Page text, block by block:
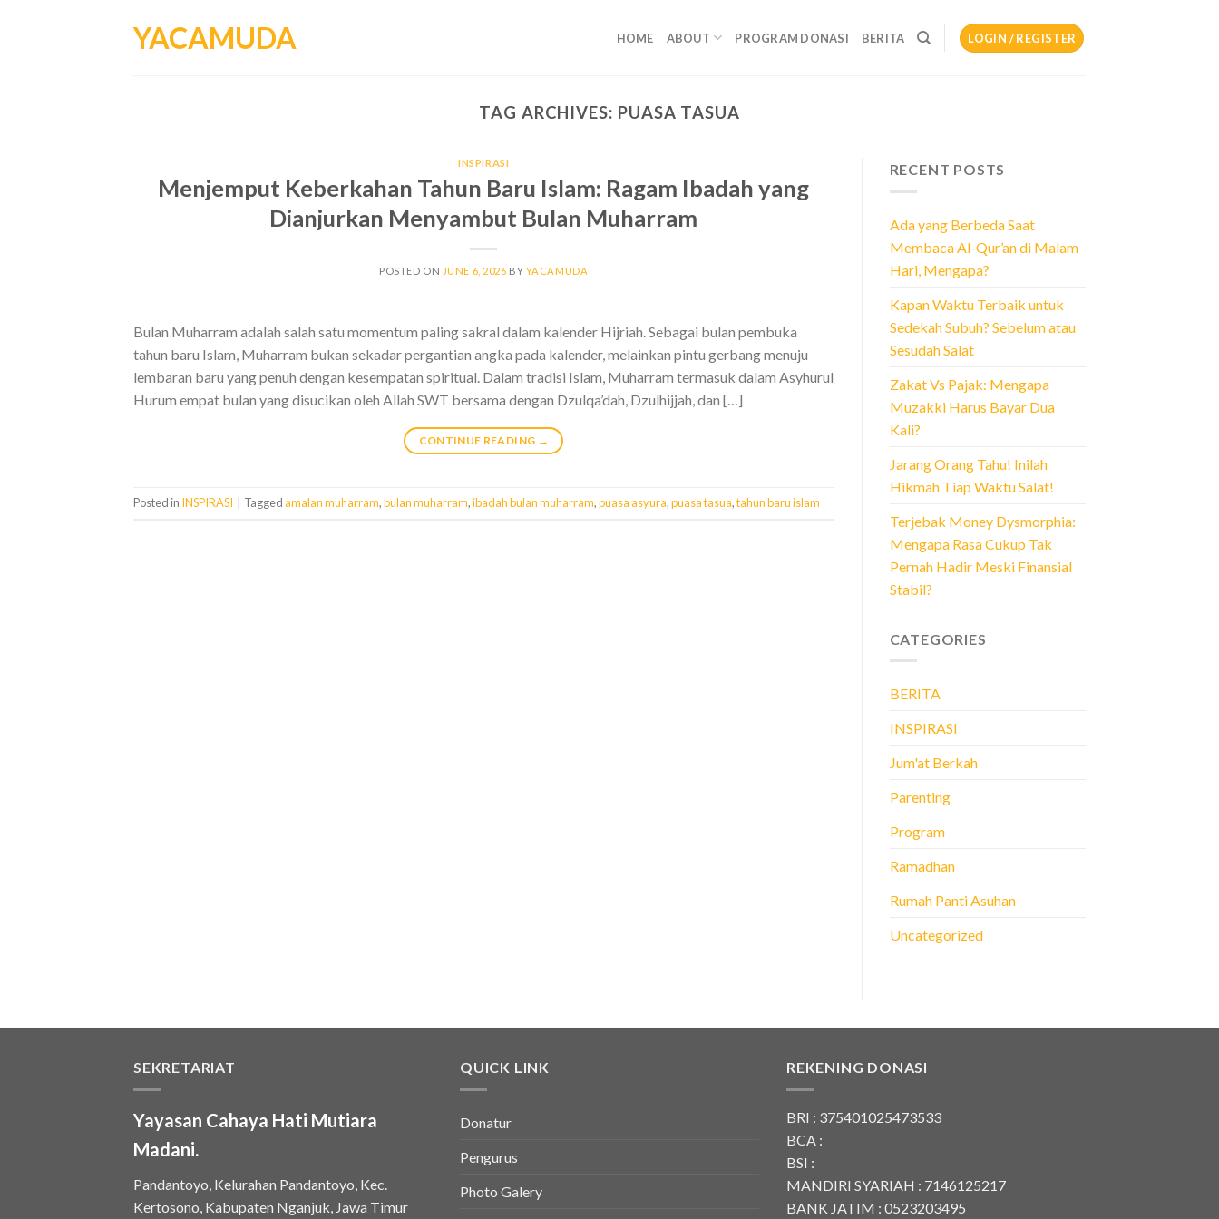
YACAMUDA HOME ABOUT PROGRAM DONASI BERITA LOGIN / REGISTER
TAG ARCHIVES: PUASA TASUA
INSPIRASI
Menjemput Keberkahan Tahun Baru Islam: Ragam Ibadah yang
Dianjurkan Menyambut Bulan Muharram
POSTED ON JUNE 6, 2026 BY YACAMUDA
Bulan Muharram adalah salah satu momentum paling sakral dalam kalender Hijriah. Sebagai bulan pembuka
tahun baru Islam, Muharram bukan sekadar pergantian angka pada kalender, melainkan pintu gerbang menuju
lembaran baru yang penuh dengan kesempatan spiritual. Dalam tradisi Islam, Muharram termasuk dalam Asyhurul
Hurum empat bulan yang disucikan oleh Allah SWT bersama dengan Dzulqa’dah, Dzulhijjah, dan […]
CONTINUE READING →
Posted in INSPIRASI Taggedamalan muharram,bulan muharram,ibadah bulan muharram,puasa asyura,puasa tasua,tahun baru islam
RECENT POSTS
Ada yang Berbeda Saat
Membaca Al-Qur’an di Malam
Hari, Mengapa?
Kapan Waktu Terbaik untuk
Sedekah Subuh? Sebelum atau
Sesudah Salat
Zakat Vs Pajak: Mengapa
Muzakki Harus Bayar Dua
Kali?
Jarang Orang Tahu! Inilah
Hikmah Tiap Waktu Salat!
Terjebak Money Dysmorphia:
Mengapa Rasa Cukup Tak
Pernah Hadir Meski Finansial
Stabil?
CATEGORIES
BERITA
INSPIRASI
Jum'at Berkah
Parenting
Program
Ramadhan
Rumah Panti Asuhan
Uncategorized
SEKRETARIAT
Yayasan Cahaya Hati Mutiara
Madani.
Pandantoyo, Kelurahan Pandantoyo, Kec.
Kertosono, Kabupaten Nganjuk, Jawa Timur
QUICK LINK
Donatur
Pengurus
Photo Galery
REKENING DONASI
BRI : 375401025473533
BCA :
BSI :
MANDIRI SYARIAH : 7146125217
BANK JATIM : 0523203495